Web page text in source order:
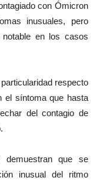
con Ómicron
inusuales, pero
en los casos
respecto
el síntoma que hasta
del contagio de
demuestran que se
inusual del ritmo